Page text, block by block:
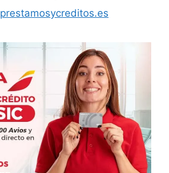
prestamosycreditos.es